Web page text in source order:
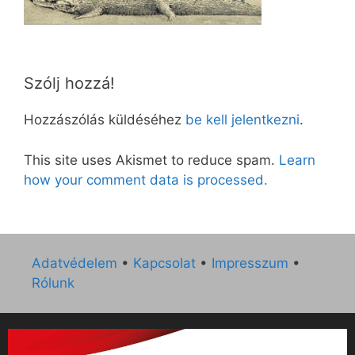
Szólj hozzá!
Hozzászólás küldéséhez be kell jelentkezni.
This site uses Akismet to reduce spam. Learn
how your comment data is processed.
Adatvédelem • Kapcsolat • Impresszum •
Rólunk